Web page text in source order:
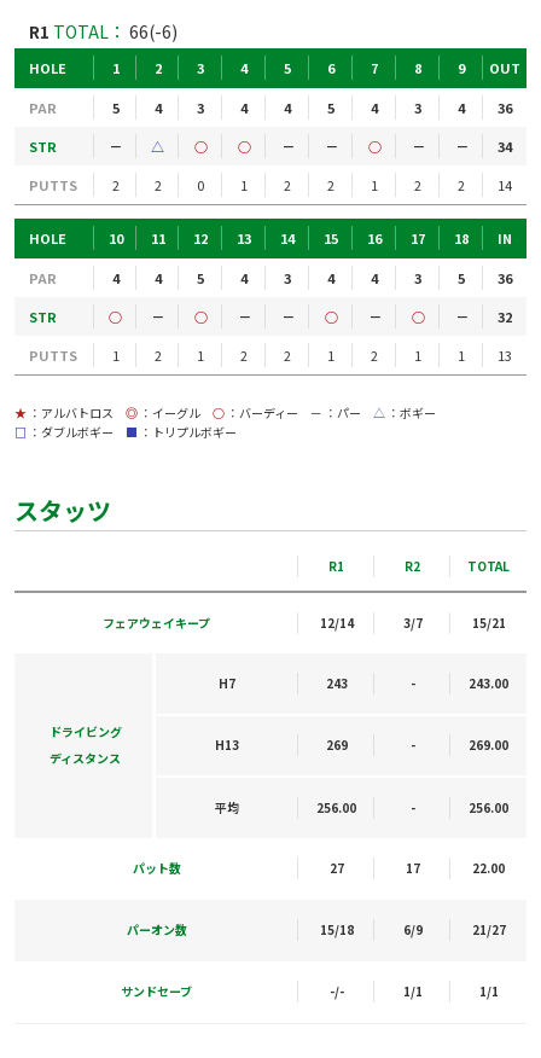
R1 TOTAL： 66(-6)
HOLE 1 2 3 4 5 6 7 8 9 OUT
PAR 5 4 3 4 4 5 4 3 4
36
STR
－ △ ○ ○ － － ○ － －
34
PUTTS
2 2 0 1 2 2 1 2 2 14
HOLE 10 11 12 13 14 15 16 17 18 IN
PAR 4 4 5 4 3 4 4 3 5
36
STR
○ － ○ － － ○ － ○ －
32
PUTTS
1 2 1 2 2 1 2 1 1 13
★ ：アルバトロス ◎ ：イーグル ○ ：バーディー － ：パー △ ：ボギー
□ ：ダブルボギー ■ ：トリプルボギー
スタッツ
R1 R2 TOTAL
フェアウェイキープ 12/14 3/7 15/21
ドライビング
ディスタンス
H7 243 - 243.00
H13 269 - 269.00
平均 256.00 - 256.00
パット数 27 17 22.00
パーオン数 15/18 6/9 21/27
サンドセーブ -/- 1/1 1/1